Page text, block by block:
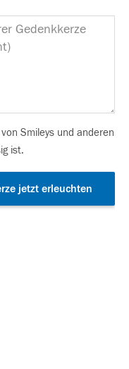
Smileys und anderen
ist.
jetzt erleuchten